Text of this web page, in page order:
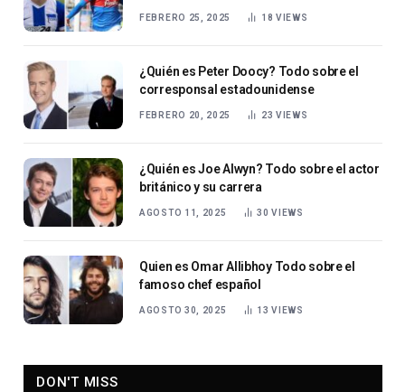
FEBRERO 25, 2025 18VIEWS
¿Quién es Peter Doocy? Todo sobre el
corresponsal estadounidense
FEBRERO 20, 2025 23VIEWS
¿Quién es Joe Alwyn? Todo sobre el actor
británico y su carrera
AGOSTO 11, 2025 30VIEWS
Quien es Omar Allibhoy Todo sobre el
famoso chef español
AGOSTO 30, 2025 13VIEWS
DON'T MISS